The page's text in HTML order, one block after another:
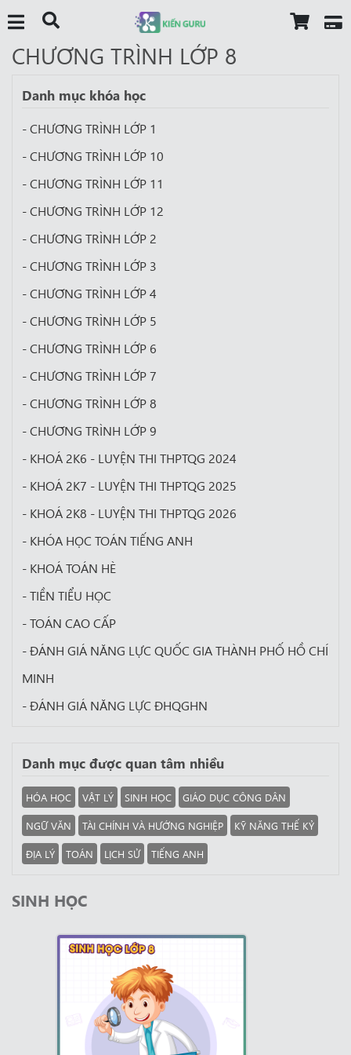
CHƯƠNG TRÌNH LỚP 8
Danh mục khóa học
- CHƯƠNG TRÌNH LỚP 1
- CHƯƠNG TRÌNH LỚP 10
- CHƯƠNG TRÌNH LỚP 11
- CHƯƠNG TRÌNH LỚP 12
- CHƯƠNG TRÌNH LỚP 2
- CHƯƠNG TRÌNH LỚP 3
- CHƯƠNG TRÌNH LỚP 4
- CHƯƠNG TRÌNH LỚP 5
- CHƯƠNG TRÌNH LỚP 6
- CHƯƠNG TRÌNH LỚP 7
- CHƯƠNG TRÌNH LỚP 8
- CHƯƠNG TRÌNH LỚP 9
- KHOÁ 2K6 - LUYỆN THI THPTQG 2024
- KHOÁ 2K7 - LUYỆN THI THPTQG 2025
- KHOÁ 2K8 - LUYỆN THI THPTQG 2026
- KHÓA HỌC TOÁN TIẾNG ANH
- KHOÁ TOÁN HÈ
- TIỀN TIỂU HỌC
- TOÁN CAO CẤP
- ĐÁNH GIÁ NĂNG LỰC QUỐC GIA THÀNH PHỐ HỒ CHÍ
MINH
- ĐÁNH GIÁ NĂNG LỰC ĐHQGHN
Danh mục được quan tâm nhiều
HÓA HỌC VẬT LÝ SINH HỌC
GIÁO DỤC CÔNG DÂN
NGỮ VĂN
TÀI CHÍNH VÀ HƯỚNG NGHIỆP
KỸ NĂNG THẾ KỶ
ĐỊA LÝ
TOÁN LỊCH SỬ TIẾNG ANH
SINH HỌC